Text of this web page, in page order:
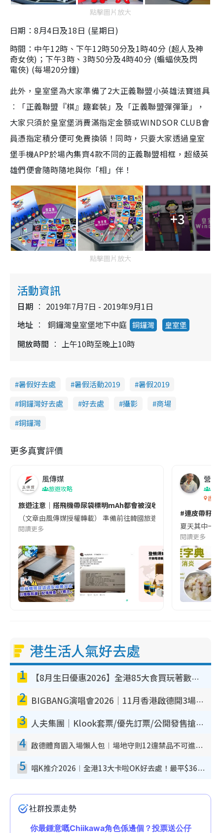
點擊圖片放大
日期：8月4日及18日 (星期日)
時間：中午12時、下午12時50分及1時40分 (超人及神
奇女俠)；下午3時、3時50分及4時40分 (蝙蝠俠及閃
電俠) (每場20分鐘)
此外，皇室堡為大家準備了2大正義聯盟小英雄法寶道具
︰「正義聯盟『棋』趣套裝」及「正義聯盟彈彈筆」，
大家只須於皇室堡消費滿指定金額或WINDSOR CLUB會
員憑指定積分便可免費換領！同時，只要大家透過皇室
堡手機APP於場內集齊4款不同的正義聯盟相框，超級英
雄們便會隨時隨地與你「相」伴！
+3
點擊圖片放大
活動資訊
日期
2019年7月7日 - 2019年9月1日
地址
銅鑼灣皇室堡地下中庭 銅鑼灣 皇室堡
開放時間 上午10時至晚上10時
暑假好去處 暑假活動2019
暑假2019
銅鑼灣好去處
好去處 攝影
商場
銅鑼灣
更多真實評價
風傳媒
旅遊攻略
旅遊注意｜搭飛機帶尿袋標明mAh都會被沒收😱出發前切記檢查
（文章由風傳媒授權轉載） 準備前往韓國旅遊的民眾，近期要
閱讀更多
營養
香港
#連皮帶籽
夏天其中一
閱讀更多
港生活人氣好去處
1 【8月生日優惠2026】全港85大食買玩著數攻略 自助餐/火鍋放題同行免費＋誠品/DONKI送現金券
2 BIGBANG演唱會2026｜11月香港啟德開3場！實名制VIP申請、優先購票攻略
3 人夫集團｜Klook套票/優先訂票/公開發售搶飛攻略！附票價.購票連結.場地座位表
4 啟德體育園入場懶人包︱場地守則12違禁品不可進場准帶細水樽但全場禁樽蓋！應援牌有限制！
5 唱K推介2026︱全港13大卡啦OK好去處！最平$36起 日文K都有！(附地址+收費詳情)